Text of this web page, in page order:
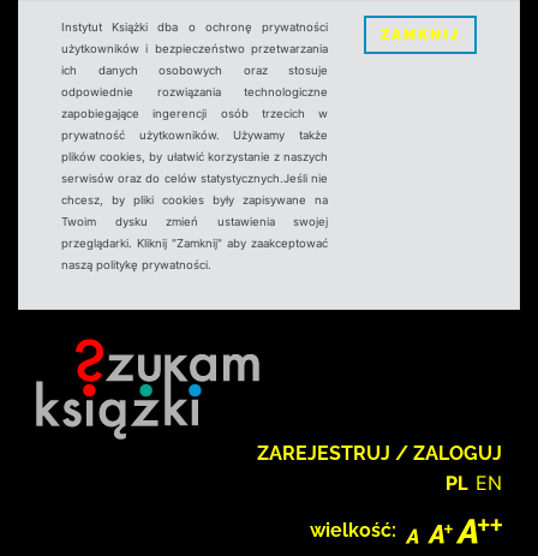
Instytut Książki dba o ochronę prywatności
użytkowników i bezpieczeństwo przetwarzania
ich danych osobowych oraz stosuje
odpowiednie rozwiązania technologiczne
zapobiegające ingerencji osób trzecich w
prywatność użytkowników. Używamy także
plików cookies, by ułatwić korzystanie z naszych
serwisów oraz do celów statystycznych.Jeśli nie
chcesz, by pliki cookies były zapisywane na
Twoim dysku zmień ustawienia swojej
przeglądarki. Kliknij "Zamknij" aby zaakceptować
naszą politykę prywatności.
ZAMKNIJ
ZAREJESTRUJ / ZALOGUJ
PL EN
wielkość: